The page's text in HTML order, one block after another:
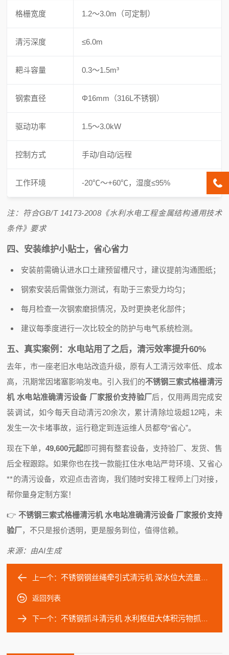
格栅宽度 1.2～3.0m（可定制）
清污深度 ≤6.0m
耙斗容量 0.3～1.5m³
钢索直径 Φ16mm（316L不锈钢）
驱动功率 1.5～3.0kW
控制方式 手动/自动/远程
工作环境 -20℃～+60℃，湿度≤95%
注：符合GB/T 14173-2008《水利水电工程金属结构通用技术
条件》要求
四、安装维护小贴士，省心省力
安装前需确认进水口土建预留槽尺寸，建议提前沟通图纸；
钢索安装后需做张力测试，有助于三索受力均匀；
每月检查一次钢索磨损情况，及时更换老化部件；
建议每季度进行一次比较全的防护与电气系统检测。
五、真实案例：水电站用了之后，清污效率提升60%
去年，市一座老旧水电站改造升级，原有人工清污效率低、成本
高，汛期常因堵塞影响发电。引入我们的不锈钢三索式格栅清污
机 水电站准确清污设备 厂家报价支持验厂后，仅用两周完成安
装调试，如今每天自动清污20余次，累计清除垃圾超12吨，未
发生一次卡堵事故，运行稳定到连运维人员都夸“省心”。
现在下单， 49,600元起即可拥有整套设备，支持验厂、发货、售
后全程跟踪。 如果你也在找一款能扛住水电站严苛环境、又省心
**的清污设备，欢迎点击咨询，我们随时安排工程师上门对接，
帮你量身定制方案！
👉 不锈钢三索式格栅清污机 水电站准确清污设备 厂家报价支持
验厂，不只是报价透明，更是服务到位，值得信赖。
来源：由AI生成
上一个：不锈钢钢丝绳牵引式清污机 深水位大流量清污耙 厂家直供价格实惠
返回列表
下一个：不锈钢抓斗清污机 水利枢纽大体积污物抓取机 源头厂家现货供应